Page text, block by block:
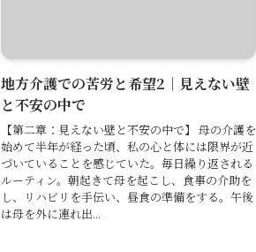
地方介護での苦労と希望2｜見えない壁
と不安の中で
【第二章：見えない壁と不安の中で】 母の介護を
始めて半年が経った頃、私の心と体には限界が近
づいていることを感じていた。毎日繰り返される
ルーティン。朝起きて母を起こし、食事の介助を
し、リハビリを手伝い、昼食の準備をする。午後
は母を外に連れ出...